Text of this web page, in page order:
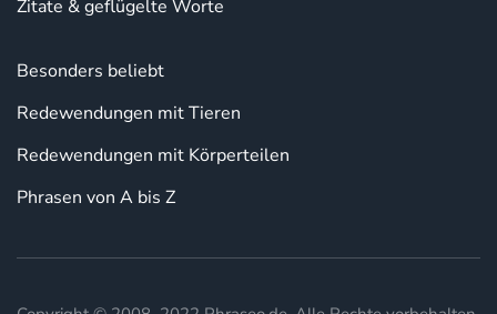
Zitate & geflügelte Worte
Besonders beliebt
Redewendungen mit Tieren
Redewendungen mit Körperteilen
Phrasen von A bis Z